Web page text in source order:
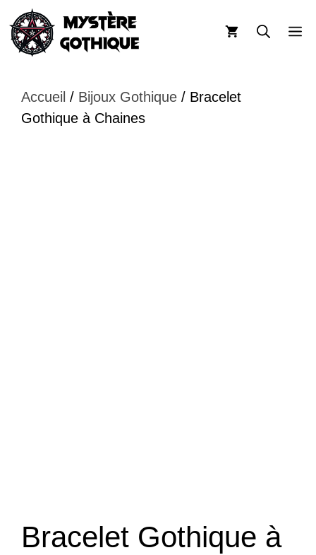
Aller
au
contenu
Accueil / Bijoux Gothique / Bracelet
Gothique à Chaines
Bracelet Gothique à